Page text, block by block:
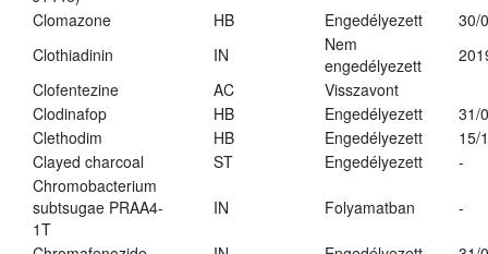
Clomazone HB Engedélyezett
30/
Clothiadinin
IN
Nem
engedélyezett
Clofentezine
AC
Visszavont
Clodinafop
HB Engedélyezett
31/
Clethodim
HB Engedélyezett
15/
Clayed charcoal
ST Engedélyezett
-
Chromobacterium
subtsugae PRAA4-
1T
IN Folyamatban -